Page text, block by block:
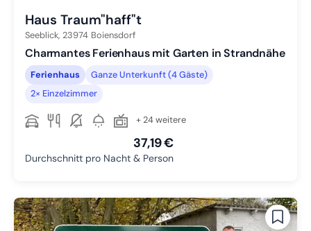
Haus Traum"haff"t
Seeblick, 23974 Boiensdorf
Charmantes Ferienhaus mit Garten in Strandnähe
Ferienhaus
Ganze Unterkunft (4 Gäste)
2× Einzelzimmer
+ 24 weitere
37,19 €
Durchschnitt pro Nacht & Person